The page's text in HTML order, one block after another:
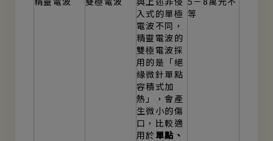
入式的單極
電波不同，
精靈電波的
雙極電波採
用的是「絕
緣微針單點
容積式加
熱」，會產
生微小的傷
口，比較適
用於單點、
等